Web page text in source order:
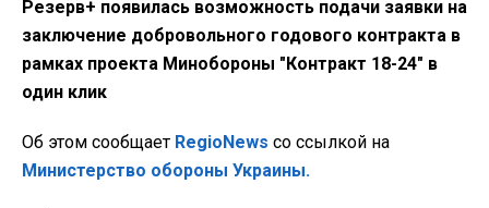
Резерв+ появилась возможность подачи заявки на
заключение добровольного годового контракта в
рамках проекта Минобороны "Контракт 18-24" в
один клик
Об этом сообщает RegioNews со ссылкой на
Министерство обороны Украины.